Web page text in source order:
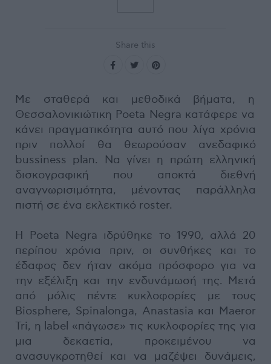
Share this
Με σταθερά και μεθοδικά βήματα, η
Θεσσαλονικιώτικη Poeta Negra κατάφερε να
κάνει πραγματικότητα αυτό που λίγα χρόνια
πριν πολλοί θα θεωρούσαν ανεδαφικό
bussiness plan. Να γίνει η πρώτη ελληνική
δισκογραφική που αποκτά διεθνή
αναγνωρισιμότητα, μένοντας παράλληλα
πιστή σε ένα εκλεκτικό roster.
Η Poeta Negra ιδρύθηκε το 1990, αλλά 20
περίπου χρόνια πριν, οι συνθήκες και το
έδαφος δεν ήταν ακόμα πρόσφορο για να
την εξέλιξη και την ενδυνάμωσή της. Μετά
από μόλις πέντε κυκλοφορίες με τους
Biosphere, Spinalonga, Anastasia και Maeror
Tri, η label «πάγωσε» τις κυκλοφορίες της για
μια δεκαετία, προκειμένου να
ανασυγκροτηθεί και να μαζέψει δυνάμεις,